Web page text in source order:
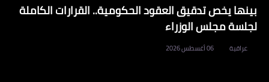
بينها يخص تدقيق العقود الحكومية.. القرارات الكاملة
لجلسة مجلس الوزراء
عراقية 06 أغسطس 2026